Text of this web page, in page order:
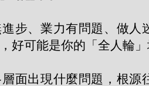
步、業力有問題、做人
好可能是你的「全人輪
面出現什麼問題，根源